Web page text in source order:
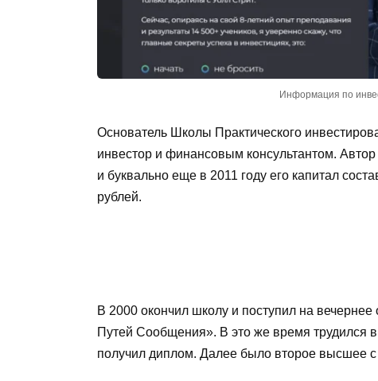
Информация по
Основатель Школы Практического
инвестор и финансовым консультантом.
и буквально еще в 2011 году его капитал
рублей.
В 2000 окончил школу и поступил на
Путей Сообщения». В это же время трудился
получил диплом. Далее было второе высшее